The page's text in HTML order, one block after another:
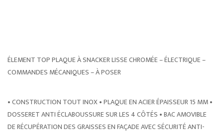
ÉLEMENT TOP PLAQUE À SNACKER LISSE CHROMÉE – ÉLECTRIQUE –
COMMANDES MÉCANIQUES – À POSER
• CONSTRUCTION TOUT INOX • PLAQUE EN ACIER ÉPAISSEUR 15 MM •
DOSSERET ANTI ÉCLABOUSSURE SUR LES 4 CÔTÉS • BAC AMOVIBLE
DE RÉCUPÉRATION DES GRAISSES EN FAÇADE AVEC SÉCURITÉ ANTI-